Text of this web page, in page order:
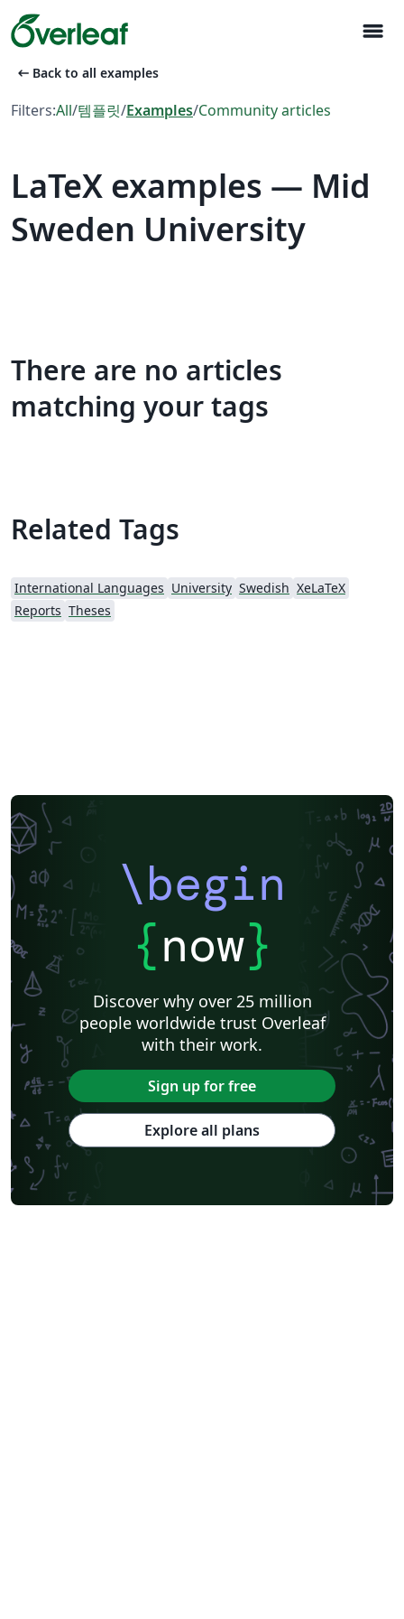
menu
arrow_left_alt Back to all examples
Filters:All/템플릿/Examples/Community articles
LaTeX examples — Mid
Sweden University
There are no articles
matching your tags
Related Tags
International Languages University Swedish XeLaTeX
Reports Theses
\begin
{now}
Discover why over 25 million
people worldwide trust Overleaf
with their work.
Sign up for free
Explore all plans